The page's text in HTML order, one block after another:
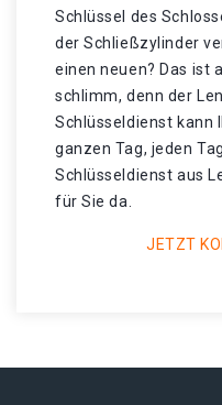
Schlüssel des
der Schließzylinder
einen neuen? Das ist
schlimm, denn der
Schlüsseldienst kann
ganzen Tag, jeden
Schlüsseldienst aus
für Sie da.
JETZT